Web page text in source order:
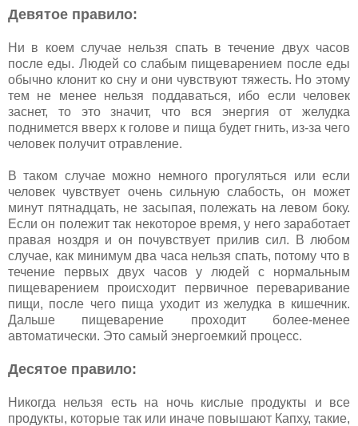
Девятое правило:
Ни в коем случае нельзя спать в течение двух часов
после еды. Людей со слабым пищеварением после еды
обычно клонит ко сну и они чувствуют тяжесть. Но этому
тем не менее нельзя поддаваться, ибо если человек
заснет, то это значит, что вся энергия от желудка
поднимется вверх к голове и пища будет гнить, из-за чего
человек получит отравление.
В таком случае можно немного прогуляться или если
человек чувствует очень сильную слабость, он может
минут пятнадцать, не засыпая, полежать на левом боку.
Если он полежит так некоторое время, у него заработает
правая ноздря и он почувствует прилив сил. В любом
случае, как минимум два часа нельзя спать, потому что в
течение первых двух часов у людей с нормальным
пищеварением происходит первичное переваривание
пищи, после чего пища уходит из желудка в кишечник.
Дальше пищеварение проходит более-менее
автоматически. Это самый энергоемкий процесс.
Десятое правило:
Никогда нельзя есть на ночь кислые продукты и все
продукты, которые так или иначе повышают Капху, такие,